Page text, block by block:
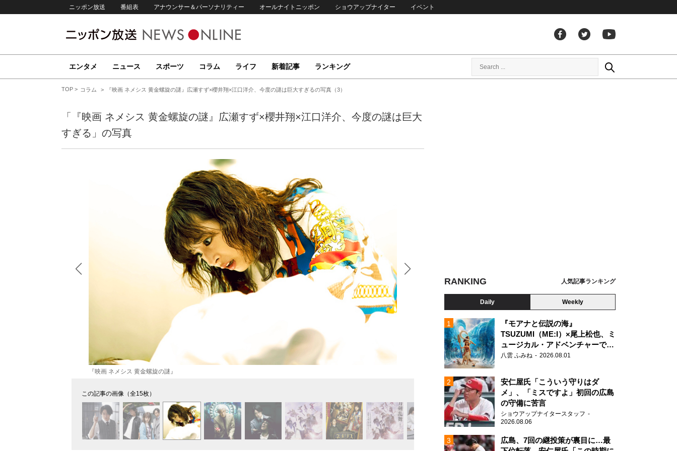
ニッポン放送 番組表 アナウンサー＆パーソナリティー オールナイトニッポン ショウアップナイター イベント
エンタメ ニュース スポーツ コラム ライフ 新着記事 ランキング
TOP コラム 『映画 ネメシス 黄金螺旋の謎』広瀬すず×櫻井翔×江口洋介、今度の謎は巨大すぎるの写真（3）
「『映画 ネメシス 黄金螺旋の謎』広瀬すず×櫻井翔×江口洋介、今度の謎は巨大
すぎる」の写真
『映画 ネメシス 黄金螺旋の謎』
この記事の画像（全15枚）
RANKING 人気記事ランキング
Daily Weekly
『モアナと伝説の海』
TSUZUMI（ME:I）×尾上松也、ミ
ュージカル・アドベンチャーで美
声を響かせる
八雲 ふみね 2026.08.01
安仁屋氏「こういう守りはダ
メ」、「ミスですよ」初回の広島
の守備に苦言
ショウアップナイタースタッフ
2026.08.06
広島、7回の継投策が裏目に…最